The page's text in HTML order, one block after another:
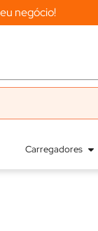
negócio!
Carregadores